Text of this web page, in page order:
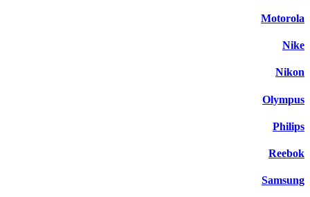
Motorola
Nike
Nikon
Olympus
Philips
Reebok
Samsung